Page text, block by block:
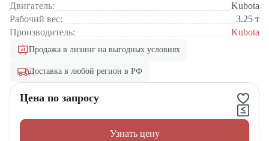
Двигатель:
Kubota
Рабочий вес:
3.25 т
Производитель:
Kubota
Продажа в лизинг на выгодных условиях
Доставка в любой регион в РФ
Цена по запросу
Узнать цену